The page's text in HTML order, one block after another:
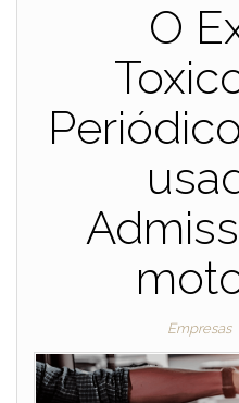
O
Empresas